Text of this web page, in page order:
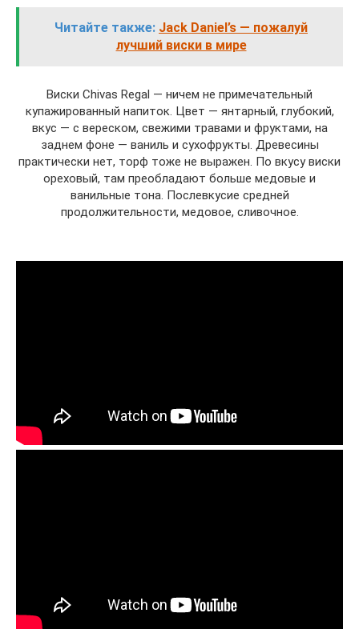
Читайте также: Jack Daniel’s — пожалуй
лучший виски в мире
Виски Chivas Regal — ничем не примечательный
купажированный напиток. Цвет — янтарный, глубокий,
вкус — с вереском, свежими травами и фруктами, на
заднем фоне — ваниль и сухофрукты. Древесины
практически нет, торф тоже не выражен. По вкусу виски
ореховый, там преобладают больше медовые и
ванильные тона. Послевкусие средней
продолжительности, медовое, сливочное.